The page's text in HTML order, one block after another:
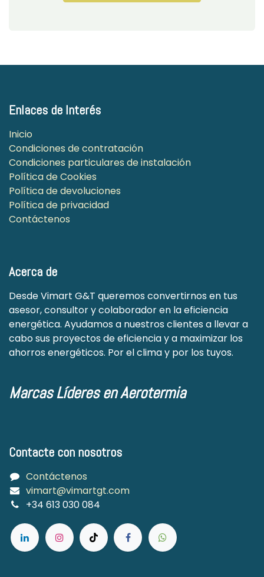
Enlaces de Interés
Inicio
Condiciones de contratación
Condiciones particulares de instalación
Política de Cookies
Política de devoluciones
Política de privacidad
Contáctenos
Acerca de
Desde Vimart G&T queremos convertirnos en tus
asesor, consultor y colaborador en la eficiencia
energética. Ayudamos a nuestros clientes a llevar a
cabo sus proyectos de eficiencia y a maximizar los
ahorros energéticos. Por el clima y por los tuyos.
Marcas Líderes en Aerotermia
Contacte con nosotros
Contáctenos
vimart@vimartgt.com
+34 613 030 084